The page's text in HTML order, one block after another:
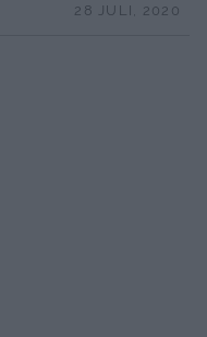
28 JULI, 2020